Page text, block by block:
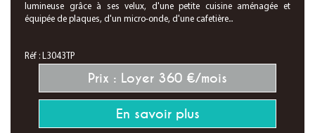
lumineuse grâce à ses velux, d'une petite cuisine aménagée et
équipée de plaques, d'un micro-onde, d'une cafetière...
Réf : L3043TP
Prix : Loyer 360 €/mois
En savoir plus